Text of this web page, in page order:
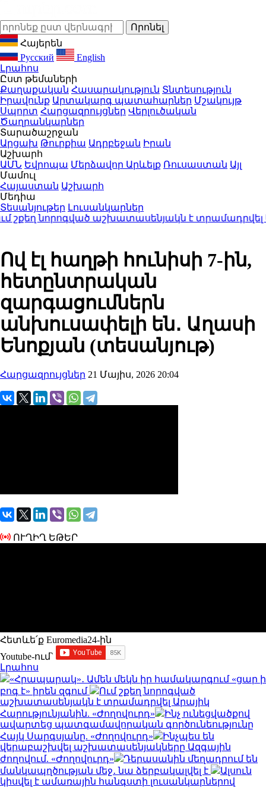
Հայերեն
Русский
English
Լրահոս
Ըստ թեմաների
Քաղաքական Հասարակություն Տնտեսություն
Իրավունք Արտակարգ պատահարներ Մշակույթ
Սպորտ Հարցազրույցներ Վերլուծական
Ծաղրանկարներ
Տարածաշրջան
Արցախ Թուրքիա Ադրբեջան Իրան
Աշխարհ
ԱՄՆ Եվրոպա Մերձավոր Արևելք Ռուսաստան Այլ
Մամուլ
Հայաստան Աշխարհ
Մեդիա
Տեսանյութեր Լուսանկարներ
նորոգված աշխատասենյակն է տրամադրվել
Ով էլ հաղթի հունիսի 7-ին,
հետընտրական
զարգացումներն
անխուսափելի են․ Աղասի
Ենոքյան (տեսանյութ)
Հարցազրույցներ 21 Մայիս, 2026 20:04
ՈՒՂԻՂ ԵԹԵՐ
Հետևե՛ք Euromedia24-ին
Youtube-ում`
Լրահոս
«Հրապարակ»․ Ամեն մեկն իր համակարգում «ցար ի
բոգ է» իրեն զգում
Ում շքեղ նորոգված
աշխատասենյակն է տրամադրվել Արայիկ
Հարությունյանին. «Ժողովուրդ»
Ինչ ունեցվածքով
ավարտեց պատգամավորական գործունեությունը
Հայկ Սարգսյանը. «Ժողովուրդ»
Ինչպես են
վերաբաշխվել աշխատասենյակները Ազգային
ժողովում. «Ժողովուրդ»
Դերասանին մեղադրում են
մանկապղծության մեջ․ նա ձերբակալվել է
Ալսուն
կիսվել է ամառային հանգստի լուսանկարներով